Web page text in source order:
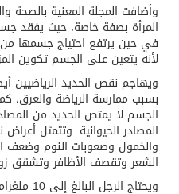
وأضافت المجلة المعنية بالصحة
المرأة بصفة خاصة، حيث يفقد
في حين يرتفع احتياج جسمها من
لأنه يتعين على الجسم تكوين
ويهاجم نقص الحديد الرياضيين
بسبب ممارسة الرياضة والعرق،
الجسم لا يمتص الحديد من
المصادر الحيوانية. وتتمثل
والخمول وصعوبات النوم وضعف
الشعر وتقصف الأظافر وتشقق
ويحتاج